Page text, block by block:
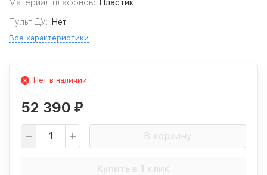
Материал плафонов: Пластик
Пульт ДУ: Нет
Все характеристики
Нет в наличии
52 390 ₽
В корзину
Купить в 1 клик